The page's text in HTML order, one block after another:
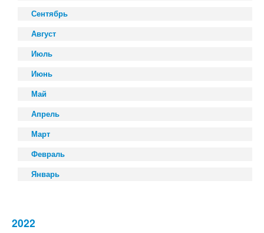
Сентябрь
Август
Июль
Июнь
Май
Апрель
Март
Февраль
Январь
2022